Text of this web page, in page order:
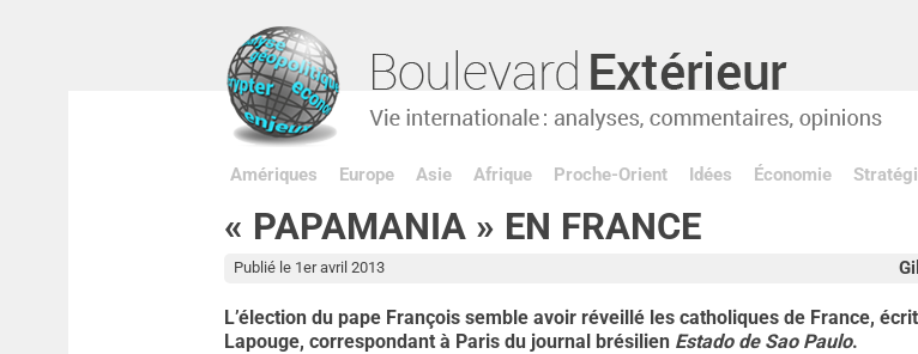
Amériques Europe Asie Afrique Proche-Orient Idées Économie
« PAPAMANIA » EN FRANCE
Publié le 1er avril 2013
L’élection du pape François semble avoir réveillé les catholiques de France,
Lapouge, correspondant à Paris du journal brésilien Estado de Sao Paulo.